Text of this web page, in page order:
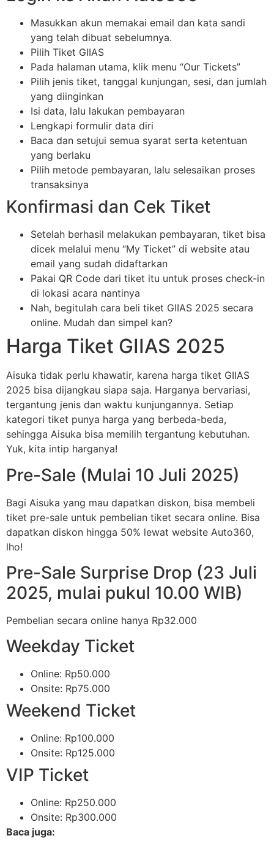
Masukkan akun memakai email dan kata sandi
yang telah dibuat sebelumnya.
Pilih Tiket GIIAS
Pada halaman utama, klik menu “Our Tickets”
Pilih jenis tiket, tanggal kunjungan, sesi, dan jumlah
yang diinginkan
Isi data, lalu lakukan pembayaran
Lengkapi formulir data diri
Baca dan setujui semua syarat serta ketentuan
yang berlaku
Pilih metode pembayaran, lalu selesaikan proses
transaksinya
Konfirmasi dan Cek Tiket
Setelah berhasil melakukan pembayaran, tiket bisa
dicek melalui menu “My Ticket” di website atau
email yang sudah didaftarkan
Pakai QR Code dari tiket itu untuk proses check-in
di lokasi acara nantinya
Nah, begitulah cara beli tiket GIIAS 2025 secara
online. Mudah dan simpel kan?
Harga Tiket GIIAS 2025
Aisuka tidak perlu khawatir, karena harga tiket GIIAS
2025 bisa dijangkau siapa saja. Harganya bervariasi,
tergantung jenis dan waktu kunjungannya. Setiap
kategori tiket punya harga yang berbeda-beda,
sehingga Aisuka bisa memilih tergantung kebutuhan.
Yuk, kita intip harganya!
Pre-Sale (Mulai 10 Juli 2025)
Bagi Aisuka yang mau dapatkan diskon, bisa membeli
tiket pre-sale untuk pembelian tiket secara online. Bisa
dapatkan diskon hingga 50% lewat website Auto360,
lho!
Pre-Sale Surprise Drop (23 Juli
2025, mulai pukul 10.00 WIB)
Pembelian secara online hanya Rp32.000
Weekday Ticket
Online: Rp50.000
Onsite: Rp75.000
Weekend Ticket
Online: Rp100.000
Onsite: Rp125.000
VIP Ticket
Online: Rp250.000
Onsite: Rp300.000
Baca juga: